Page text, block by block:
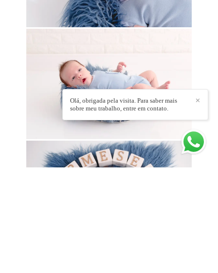
✕
Olá, obrigada pela visita. Para saber mais
sobre meu trabalho, entre em contato.